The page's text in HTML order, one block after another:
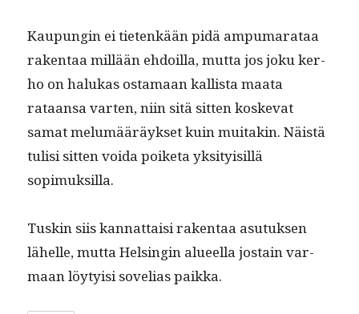
Kaupun­gin ei tietenkään pidä ampumarataa
rak­en­taa mil­lään ehdoil­la, mut­ta jos joku ker­
ho on halukas osta­maan kallista maa­ta
rataansa varten, niin sitä sit­ten koske­vat
samat melumääräyk­set kuin muitakin. Näistä
tulisi sit­ten voi­da poike­ta yksi­ty­isil­lä
sopimuksilla.
Tuskin siis kan­nat­taisi rak­en­taa asu­tuk­sen
lähelle, mut­ta Helsin­gin alueel­la jostain var­
maan löy­ty­isi sovelias paikka.